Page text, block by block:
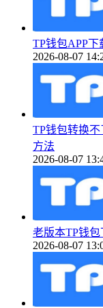
TP钱包APP
2026-08-07
TP钱包转换
方法
2026-08-07
老版本TP钱
2026-08-07